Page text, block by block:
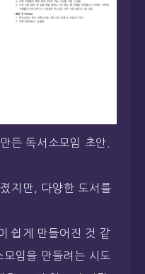
든 독서소모임 초안.
지만, 다양한 도서를
쉽게 만들어진 것 같
임을 만들려는 시도